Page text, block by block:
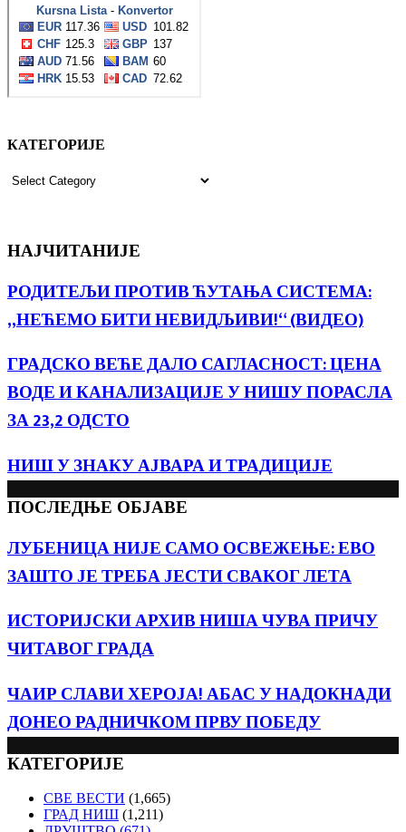
КАТЕГОРИЈЕ
КАТЕГОРИЈЕ
НАЈЧИТАНИЈЕ
РОДИТЕЉИ ПРОТИВ ЋУТАЊА СИСТЕМА:
„НЕЋЕМО БИТИ НЕВИДЉИВИ!“ (ВИДЕО)
ГРАДСКО ВЕЋЕ ДАЛО САГЛАСНОСТ: ЦЕНА
ВОДЕ И КАНАЛИЗАЦИЈЕ У НИШУ ПОРАСЛА
ЗА 23,2 ОДСТО
НИШ У ЗНАКУ АЈВАРА И ТРАДИЦИЈЕ
ПОСЛЕДЊЕ ОБЈАВЕ
ЛУБЕНИЦА НИЈЕ САМО ОСВЕЖЕЊЕ: ЕВО
ЗАШТО ЈЕ ТРЕБА ЈЕСТИ СВАКОГ ЛЕТА
ИСТОРИЈСКИ АРХИВ НИША ЧУВА ПРИЧУ
ЧИТАВОГ ГРАДА
ЧАИР СЛАВИ ХЕРОЈА! АБАС У НАДОКНАДИ
ДОНЕО РАДНИЧКОМ ПРВУ ПОБЕДУ
КАТЕГОРИЈЕ
СВЕ ВЕСТИ (1,665)
ГРАД НИШ (1,211)